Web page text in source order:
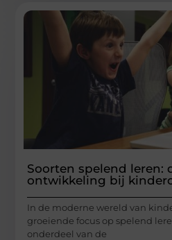
Soorten spelend leren:
ontwikkeling bij
In de moderne wereld van
groeiende focus op spelend
onderdeel van de